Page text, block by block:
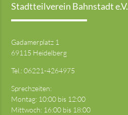
Stadtteilverein Bahnstadt e.V.
Gadamerplatz 1
69115 Heidelberg
Tel.:06221-4264975
Sprechzeiten:
Montag: 10:00 bis 12:00
Mittwoch: 16:00 bis 18:00